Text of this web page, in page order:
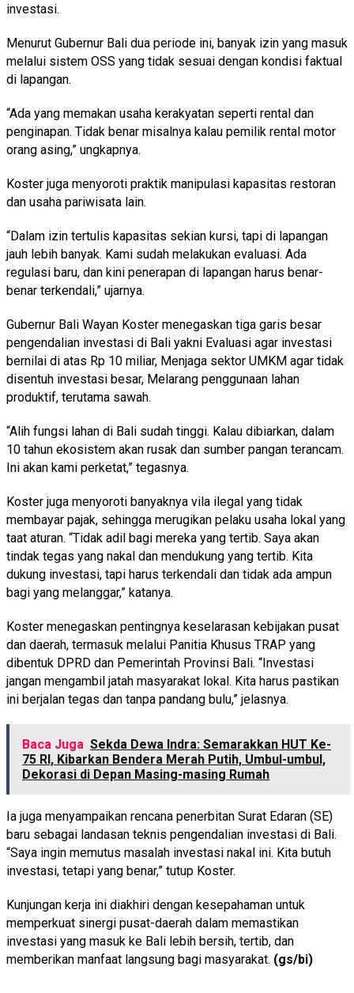
investasi.
Menurut Gubernur Bali dua periode ini, banyak izin yang masuk
melalui sistem OSS yang tidak sesuai dengan kondisi faktual
di lapangan.
“Ada yang memakan usaha kerakyatan seperti rental dan
penginapan. Tidak benar misalnya kalau pemilik rental motor
orang asing,” ungkapnya.
Koster juga menyoroti praktik manipulasi kapasitas restoran
dan usaha pariwisata lain.
“Dalam izin tertulis kapasitas sekian kursi, tapi di lapangan
jauh lebih banyak. Kami sudah melakukan evaluasi. Ada
regulasi baru, dan kini penerapan di lapangan harus benar-
benar terkendali,” ujarnya.
Gubernur Bali Wayan Koster menegaskan tiga garis besar
pengendalian investasi di Bali yakni Evaluasi agar investasi
bernilai di atas Rp 10 miliar, Menjaga sektor UMKM agar tidak
disentuh investasi besar, Melarang penggunaan lahan
produktif, terutama sawah.
“Alih fungsi lahan di Bali sudah tinggi. Kalau dibiarkan, dalam
10 tahun ekosistem akan rusak dan sumber pangan terancam.
Ini akan kami perketat,” tegasnya.
Koster juga menyoroti banyaknya vila ilegal yang tidak
membayar pajak, sehingga merugikan pelaku usaha lokal yang
taat aturan. “Tidak adil bagi mereka yang tertib. Saya akan
tindak tegas yang nakal dan mendukung yang tertib. Kita
dukung investasi, tapi harus terkendali dan tidak ada ampun
bagi yang melanggar,” katanya.
Koster menegaskan pentingnya keselarasan kebijakan pusat
dan daerah, termasuk melalui Panitia Khusus TRAP yang
dibentuk DPRD dan Pemerintah Provinsi Bali. “Investasi
jangan mengambil jatah masyarakat lokal. Kita harus pastikan
ini berjalan tegas dan tanpa pandang bulu,” jelasnya.
Baca Juga Sekda Dewa Indra: Semarakkan HUT Ke-
75 RI, Kibarkan Bendera Merah Putih, Umbul-umbul,
Dekorasi di Depan Masing-masing Rumah
Ia juga menyampaikan rencana penerbitan Surat Edaran (SE)
baru sebagai landasan teknis pengendalian investasi di Bali.
“Saya ingin memutus masalah investasi nakal ini. Kita butuh
investasi, tetapi yang benar,” tutup Koster.
Kunjungan kerja ini diakhiri dengan kesepahaman untuk
memperkuat sinergi pusat-daerah dalam memastikan
investasi yang masuk ke Bali lebih bersih, tertib, dan
memberikan manfaat langsung bagi masyarakat. (gs/bi)